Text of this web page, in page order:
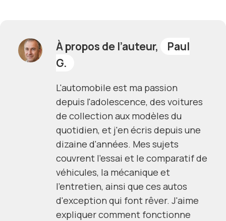
À propos de l’auteur,
Paul
G.
L'automobile est ma passion
depuis l'adolescence, des voitures
de collection aux modèles du
quotidien, et j'en écris depuis une
dizaine d'années. Mes sujets
couvrent l'essai et le comparatif de
véhicules, la mécanique et
l'entretien, ainsi que ces autos
d'exception qui font rêver. J'aime
expliquer comment fonctionne